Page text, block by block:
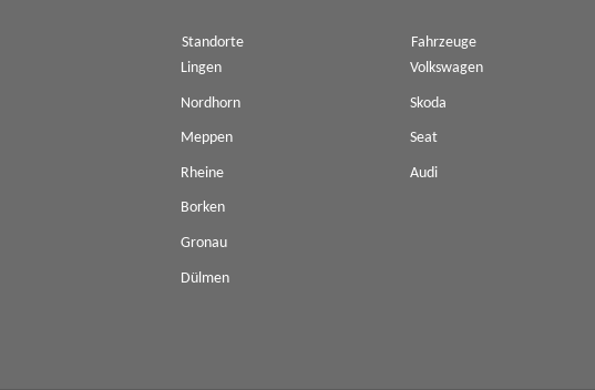
Standorte
Lingen
Nordhorn
Meppen
Rheine
Borken
Gronau
Dülmen
Fahrzeuge
Volkswagen
Skoda
Seat
Audi